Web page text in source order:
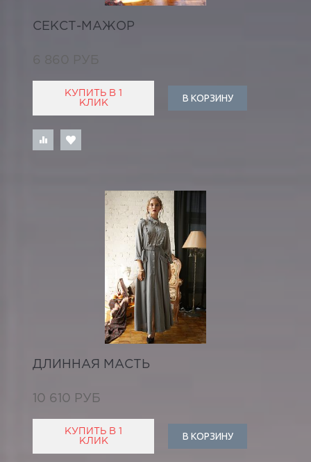
СЕКСТ-МАЖОР
КУПИТЬ В 1
КЛИК
В КОРЗИНУ
ДЛИННАЯ МАСТЬ
10 610 РУБ
КУПИТЬ В 1
КЛИК
В КОРЗИНУ